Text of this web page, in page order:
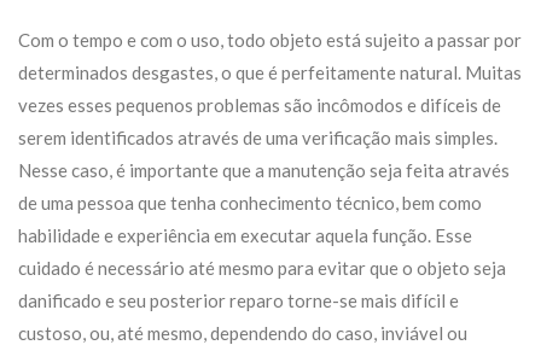
Com o tempo e com o uso, todo objeto está sujeito a passar por
determinados desgastes, o que é perfeitamente natural. Muitas
vezes esses pequenos problemas são incômodos e difíceis de
serem identificados através de uma verificação mais simples.
Nesse caso, é importante que a manutenção seja feita através
de uma pessoa que tenha conhecimento técnico, bem como
habilidade e experiência em executar aquela função. Esse
cuidado é necessário até mesmo para evitar que o objeto seja
danificado e seu posterior reparo torne-se mais difícil e
custoso, ou, até mesmo, dependendo do caso, inviável ou